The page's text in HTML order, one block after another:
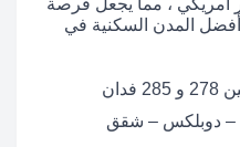
المدن السكنية في
– دوبلكس – شقق